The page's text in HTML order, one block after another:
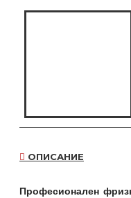
ОПИСАНИЕ
Професионален